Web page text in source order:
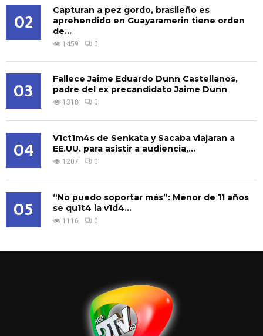
02
Capturan a pez gordo, brasileño es
aprehendido en Guayaramerin tiene orden
de...
1459 0
03
Fallece Jaime Eduardo Dunn Castellanos,
padre del ex precandidato Jaime Dunn
1318 0
04
V1ct1m4s de Senkata y Sacaba viajaran a
EE.UU. para asistir a audiencia,...
1207 0
05
“No puedo soportar más”: Menor de 11 años
se qu1t4 la v1d4...
1116 0